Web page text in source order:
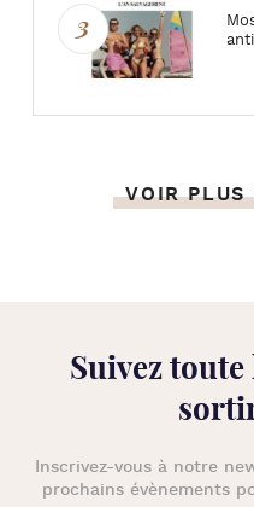
VOIR PLUS
Suivez toute
Inscrivez-vous à notre
prochains évènements